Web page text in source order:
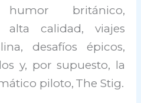
británico,
alta calidad, viajes
desafíos épicos,
y, por supuesto, la
piloto, The Stig.